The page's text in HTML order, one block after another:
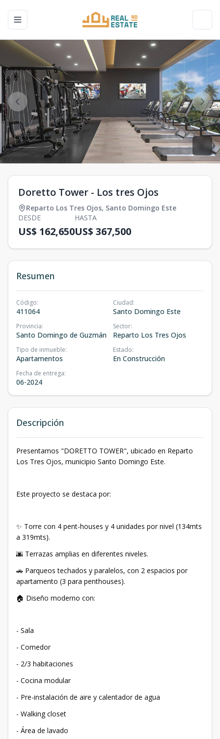
Toggle navigation menu
Doretto Tower - Los tres Ojos
Reparto Los Tres Ojos, Santo Domingo Este
DESDE
US$ 162,650
HASTA
US$ 367,500
Resumen
Código:
411064
Ciudad:
Santo Domingo Este
Provincia:
Santo Domingo de Guzmán
Sector:
Reparto Los Tres Ojos
Tipo de inmueble:
Apartamentos
Estado:
En Construcción
Fecha de entrega:
06-2024
Descripción
Presentamos "DORETTO TOWER", ubicado en Reparto
Los Tres Ojos, municipio Santo Domingo Este.
Este proyecto se destaca por:
✨ Torre con 4 pent-houses y 4 unidades por nivel (134mts
a 319mts).
🌆 Terrazas amplias en diferentes niveles.
🚗 Parqueos techados y paralelos, con 2 espacios por
apartamento (3 para penthouses).
🏠 Diseño moderno con:
- Sala
- Comedor
- 2/3 habitaciones
- Cocina modular
- Pre-instalación de aire y calentador de agua
- Walking closet
- Área de lavado